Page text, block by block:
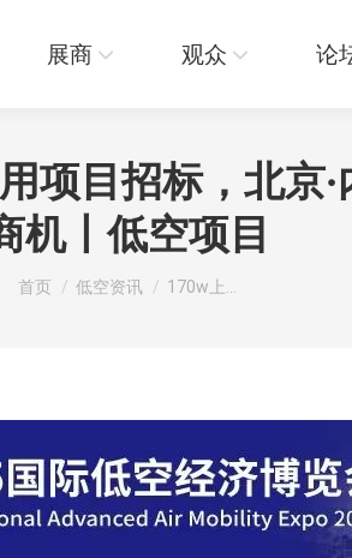
展商 观众 论
目招标，北京·
机丨低空项目
您在这里：
首页 低空资讯 170w上…
观众 论坛